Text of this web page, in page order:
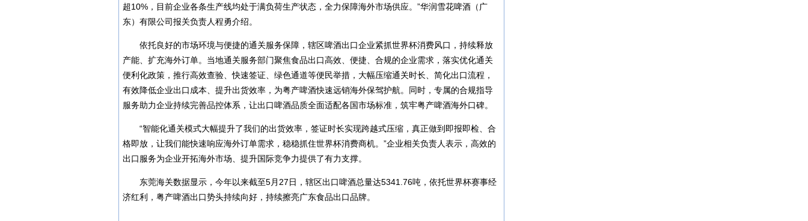
超10%，目前企业各条生产线均处于满负荷生产状态，全力保障海外市场供应。”华润雪花啤酒（广
东）有限公司报关负责人程勇介绍。
依托良好的市场环境与便捷的通关服务保障，辖区啤酒出口企业紧抓世界杯消费风口，持续释放
产能、扩充海外订单。当地通关服务部门聚焦食品出口高效、便捷、合规的企业需求，落实优化通关
便利化政策，推行高效查验、快速签证、绿色通道等便民举措，大幅压缩通关时长、简化出口流程，
有效降低企业出口成本、提升出货效率，为粤产啤酒快速远销海外保驾护航。同时，专属的合规指导
服务助力企业持续完善品控体系，让出口啤酒品质全面适配各国市场标准，筑牢粤产啤酒海外口碑。
“智能化通关模式大幅提升了我们的出货效率，签证时长实现跨越式压缩，真正做到即报即检、合
格即放，让我们能快速响应海外订单需求，稳稳抓住世界杯消费商机。”企业相关负责人表示，高效的
出口服务为企业开拓海外市场、提升国际竞争力提供了有力支撑。
东莞海关数据显示，今年以来截至5月27日，辖区出口啤酒总量达5341.76吨，依托世界杯赛事经
济红利，粤产啤酒出口势头持续向好，持续擦亮广东食品出口品牌。